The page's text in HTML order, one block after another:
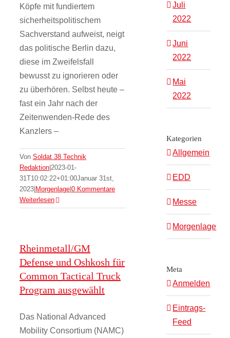
Köpfe mit fundiertem
sicherheitspolitischem
Sachverstand aufweist, neigt
das politische Berlin dazu,
diese im Zweifelsfall
bewusst zu ignorieren oder
zu überhören. Selbst heute –
fast ein Jahr nach der
Zeitenwenden-Rede des
Kanzlers –
Von Soldat 38 Technik
Redaktion 2023-01-
31T10:02:22+01:00Januar 31st,
2023 Morgenlage 0 Kommentare
Weiterlesen
Rheinmetall/GM
Defense und Oshkosh für
Common Tactical Truck
Program ausgewählt
Das National Advanced
Mobility Consortium (NAMC)
Juli
2022
Juni
2022
Mai
2022
Kategorien
Allgemein
EDD
Messe
Morgenlage
Meta
Anmelden
Eintrags-
Feed